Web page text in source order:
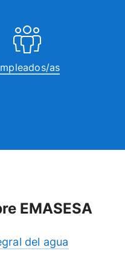
as
EMASESA
del agua